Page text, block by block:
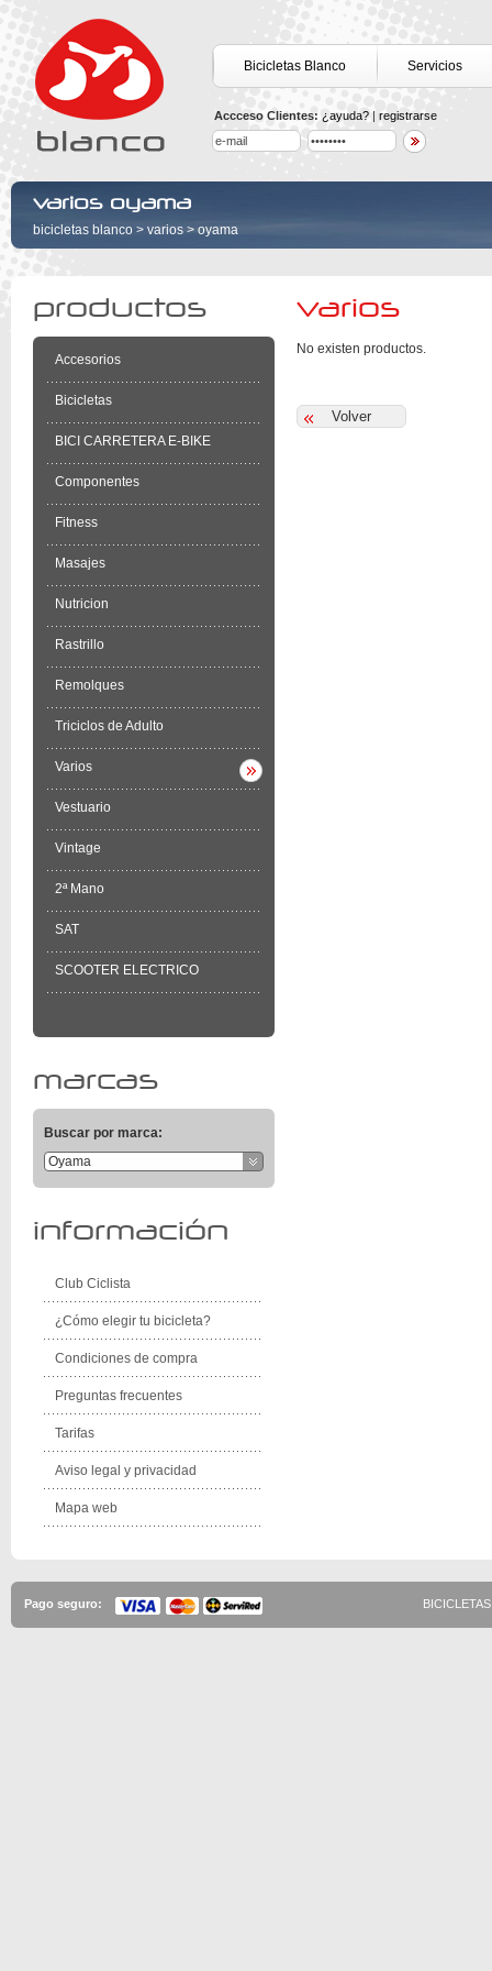
Bicicletas Blanco Servicios
Accceso Clientes: ¿ayuda? | registrarse
varios oyama
bicicletas blanco > varios > oyama
productos
Accesorios
Bicicletas
BICI CARRETERA E-BIKE
Componentes
Fitness
Masajes
Nutricion
Rastrillo
Remolques
Triciclos de Adulto
Varios
Vestuario
Vintage
2ª Mano
SAT
SCOOTER ELECTRICO
marcas
Buscar por marca:
Oyama
información
Club Ciclista
¿Cómo elegir tu bicicleta?
Condiciones de compra
Preguntas frecuentes
Tarifas
Aviso legal y privacidad
Mapa web
varios
No existen productos.
Pago seguro: